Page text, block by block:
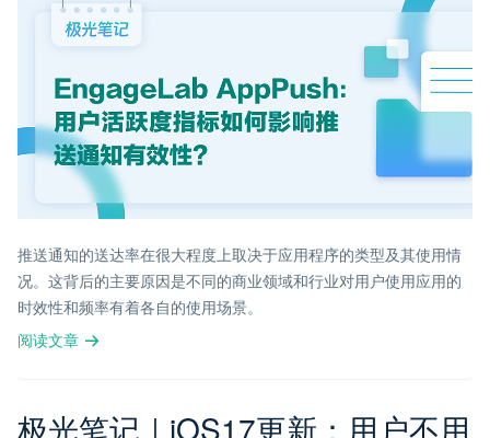
推送通知的送达率在很大程度上取决于应用程序的类型及其使用情
况。这背后的主要原因是不同的商业领域和行业对用户使用应用的
时效性和频率有着各自的使用场景。
阅读文章
极光笔记｜iOS17更新：用户不用